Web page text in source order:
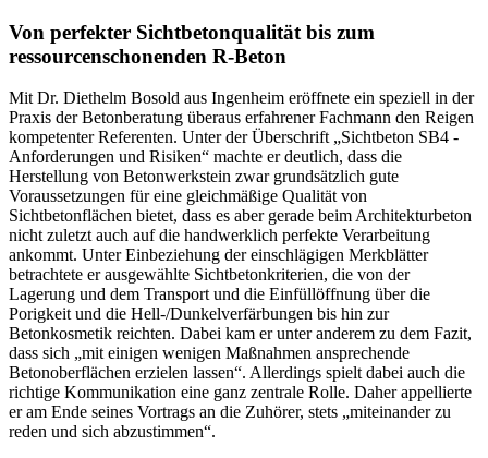
Von perfekter Sichtbetonqualität bis zum
ressourcenschonenden R-Beton
Mit Dr. Diethelm Bosold aus Ingenheim eröffnete ein speziell in der
Praxis der Betonberatung überaus erfahrener Fachmann den Reigen
kompetenter Referenten. Unter der Überschrift „Sichtbeton SB4 -
Anforderungen und Risiken“ machte er deutlich, dass die
Herstellung von Betonwerkstein zwar grundsätzlich gute
Voraussetzungen für eine gleichmäßige Qualität von
Sichtbetonflächen bietet, dass es aber gerade beim Architekturbeton
nicht zuletzt auch auf die handwerklich perfekte Verarbeitung
ankommt. Unter Einbeziehung der einschlägigen Merkblätter
betrachtete er ausgewählte Sichtbetonkriterien, die von der
Lagerung und dem Transport und die Einfüllöffnung über die
Porigkeit und die Hell-/Dunkelverfärbungen bis hin zur
Betonkosmetik reichten. Dabei kam er unter anderem zu dem Fazit,
dass sich „mit einigen wenigen Maßnahmen ansprechende
Betonoberflächen erzielen lassen“. Allerdings spielt dabei auch die
richtige Kommunikation eine ganz zentrale Rolle. Daher appellierte
er am Ende seines Vortrags an die Zuhörer, stets „miteinander zu
reden und sich abzustimmen“.